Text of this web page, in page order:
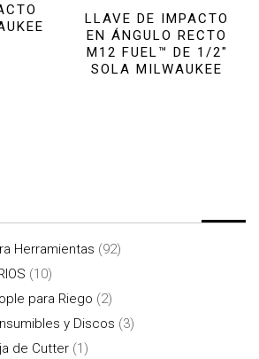
LLAVE DE IMPACTO
EN ÁNGULO RECTO
M12 FUEL™ DE 1/2″
SOLA MILWAUKEE
Herramientas (92)
(10)
para Riego (2)
y Discos (3)
de Cutter (1)